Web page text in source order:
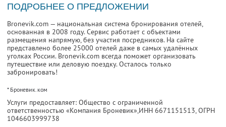
ПОДРОБНЕЕ О ПРЕДЛОЖЕНИИ
Bronevik.com — национальная система бронирования отелей,
основанная в 2008 году. Сервис работает с объектами
размещения напрямую, без участия посредников. На сайте
представлено более 25000 отелей даже в самых удалённых
уголках России. Bronevik.com всегда поможет организовать
путешествие или деловую поездку. Осталось только
забронировать!
* Броневик.ком
Услуги предоставляет: Общество с ограниченной
ответственностью «Компания Броневик»,ИНН 6671151513, ОГРН
1046603999738